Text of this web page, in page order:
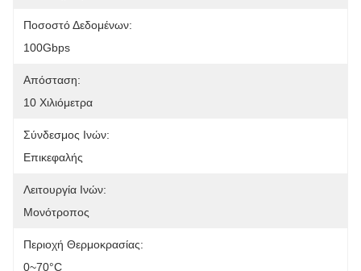
Ποσοστό Δεδομένων:
100Gbps
Απόσταση:
10 Χιλιόμετρα
Σύνδεσμος Ινών:
Επικεφαλής
Λειτουργία Ινών:
Μονότροπος
Περιοχή Θερμοκρασίας:
0~70°C